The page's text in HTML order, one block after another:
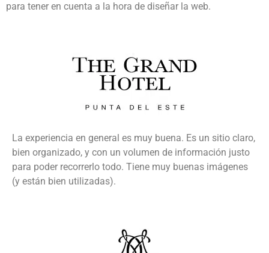
para tener en cuenta a la hora de diseñar la web.
La experiencia en general es muy buena. Es un sitio claro,
bien organizado, y con un volumen de información justo
para poder recorrerlo todo. Tiene muy buenas imágenes
(y están bien utilizadas).